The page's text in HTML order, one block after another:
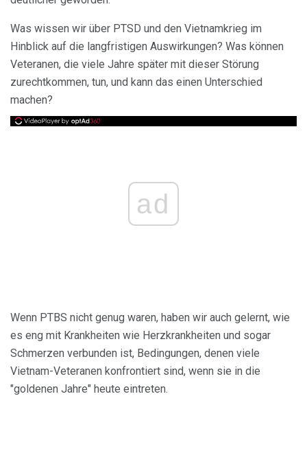
Was wissen wir über PTSD und den Vietnamkrieg im
Hinblick auf die langfristigen Auswirkungen? Was können
Veteranen, die viele Jahre später mit dieser Störung
zurechtkommen, tun, und kann das einen Unterschied
machen?
ad
Wenn PTBS nicht genug waren, haben wir auch gelernt, wie
es eng mit Krankheiten wie Herzkrankheiten und sogar
Schmerzen verbunden ist, Bedingungen, denen viele
Vietnam-Veteranen konfrontiert sind, wenn sie in die
"goldenen Jahre" heute eintreten.